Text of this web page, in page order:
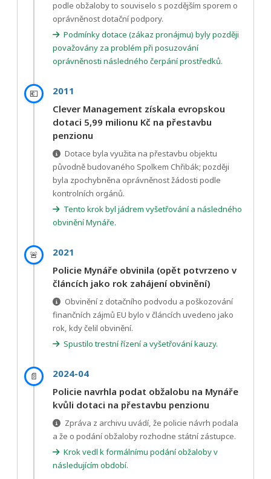
podle obžaloby to souviselo s pozdějším sporem o
oprávněnost dotační podpory.
Podmínky dotace (zákaz pronájmu) byly později
považovány za problém při posuzování
oprávněnosti následného čerpání prostředků.
💶
2011
Clever Management získala evropskou
dotaci 5,99 milionu Kč na přestavbu
penzionu
Dotace byla využita na přestavbu objektu
původně budovaného Spolkem Chřibák; později
byla zpochybněna oprávněnost žádosti podle
kontrolních orgánů.
Tento krok byl jádrem vyšetřování a následného
obvinění Mynáře.
🚨
2021
Policie Mynáře obvinila (opět potvrzeno v
článcích jako rok zahájení obvinění)
Obvinění z dotačního podvodu a poškozování
finančních zájmů EU bylo v článcích uvedeno jako
rok, kdy čelil obvinění.
Spustilo trestní řízení a vyšetřování kauzy.
📄
2024-04
Policie navrhla podat obžalobu na Mynáře
kvůli dotaci na přestavbu penzionu
Zpráva z archivu uvádí, že policie návrh podala
a že o podání obžaloby rozhodne státní zástupce.
Krok vedl k formálnímu podání obžaloby v
následujícím období.